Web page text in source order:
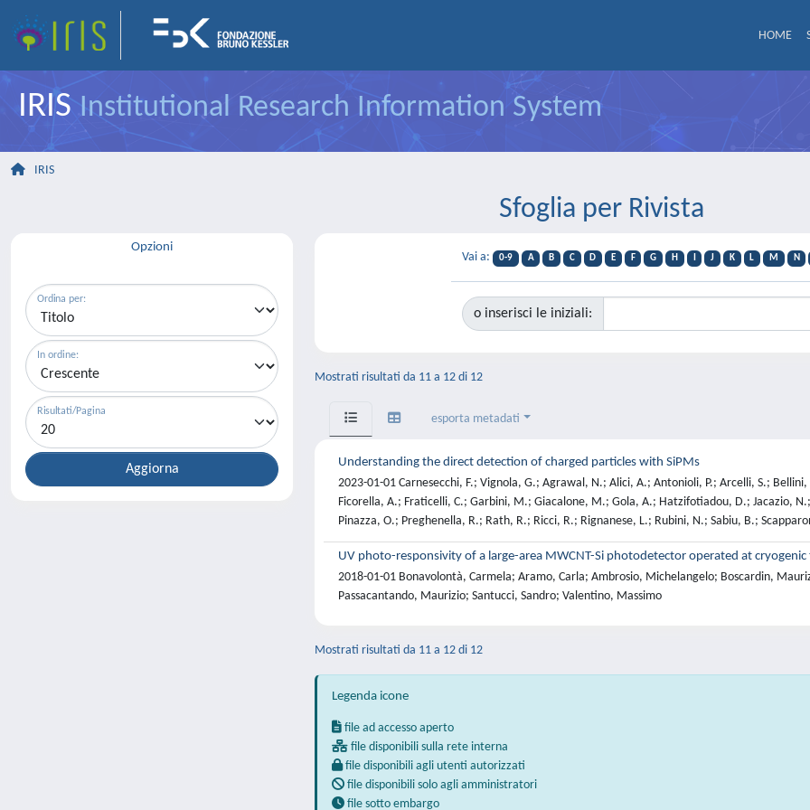
HOME
IRISInstitutional Research Information System
IRIS
Sfoglia per Rivista
Opzioni
Ordina per:
In ordine:
Risultati/Pagina
Vai a: 0-9 A B C D E F G H J K L M N
o inserisci le iniziali:
Mostrati risultati da 11 a 12 di 12
esporta metadati
Understanding the direct detection of charged particles with SiPMs
2023-01-01 Carnesecchi, F.; Vignola, G.; Agrawal, N.; Alici, A.; Antonioli, P.; Arcelli, S.;
Ficorella, A.; Fraticelli, C.; Garbini, M.; Giacalone, M.; Gola, A.; Hatzifotiadou, D.; Jacazio,
Pinazza, O.; Preghenella, R.; Rath, R.; Ricci, R.; Rignanese, L.; Rubini, N.; Sabiu, B.;
UV photo-responsivity of a large-area MWCNT-Si photodetector operated at
2018-01-01 Bonavolontà, Carmela; Aramo, Carla; Ambrosio, Michelangelo; Boscardin,
Passacantando, Maurizio; Santucci, Sandro; Valentino, Massimo
Mostrati risultati da 11 a 12 di 12
Legenda icone
file ad accesso aperto
file disponibili sulla rete interna
file disponibili agli utenti autorizzati
file disponibili solo agli amministratori
file sotto embargo